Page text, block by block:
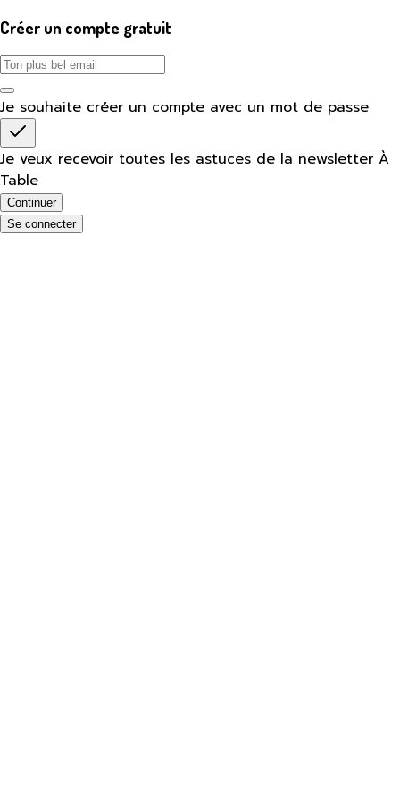
Créer un compte gratuit
Je souhaite créer un compte avec un mot de passe
Je veux recevoir toutes les astuces de la newsletter À
Table
Continuer
Se connecter